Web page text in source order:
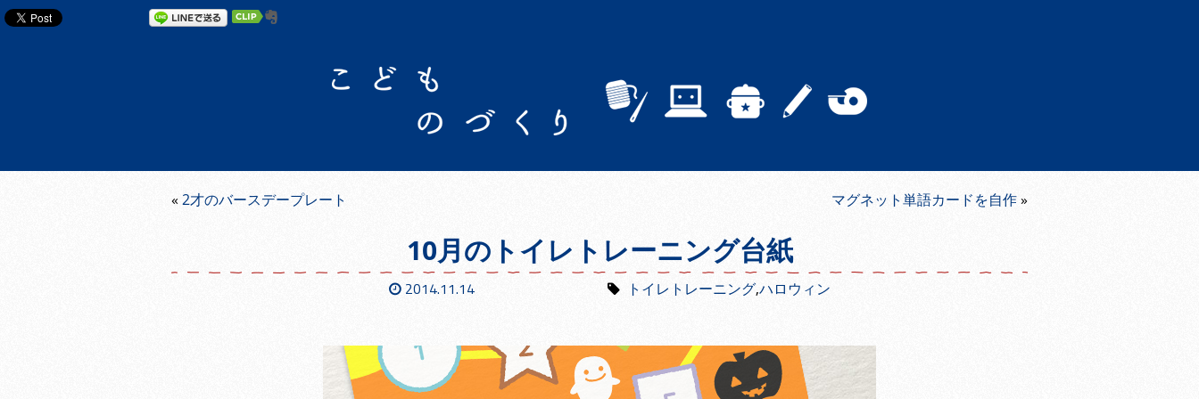
«2才のバースデープレート マグネット単語カードを自作»
10月のトイレトレーニング台紙
2014.11.14 トイレトレーニング,ハロウィン